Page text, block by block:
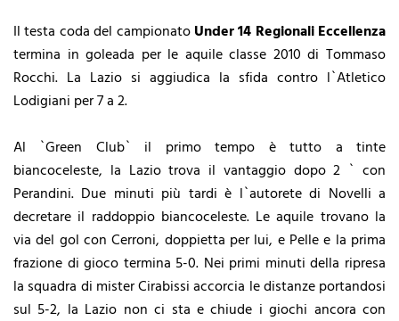
Il testa coda del campionatoUnder 14 Regionali Eccellenza
termina in goleada per le aquile classe 2010 di Tommaso
Rocchi. La Lazio si aggiudica la sfida contro l`Atletico
Lodigiani per 7 a 2.
Al `Green Club` il primo tempo è tutto a tinte
biancoceleste, la Lazio trova il vantaggio dopo 2 ` con
Perandini. Due minuti più tardi è l`autorete di Novelli a
decretare il raddoppio biancoceleste. Le aquile trovano la
via del gol con Cerroni, doppietta per lui, e Pelle e la prima
frazione di gioco termina 5-0. Nei primi minuti della ripresa
la squadra di mister Cirabissi accorcia le distanze portandosi
sul 5-2, la Lazio non ci sta e chiude i giochi ancora con